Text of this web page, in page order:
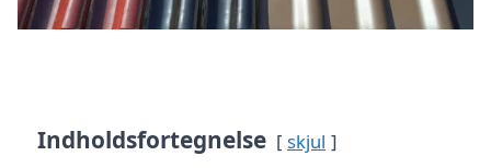
Indholdsfortegnelse skjul